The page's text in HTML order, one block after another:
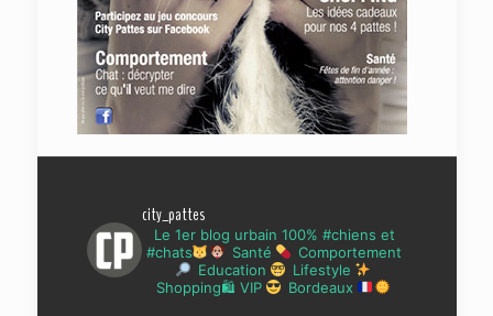
city_pattes
Le 1er blog urbain 100% #chiens et
#chats
Santé
Comportement
Education
Lifestyle
Shopping🛍 VIP
Bordeaux